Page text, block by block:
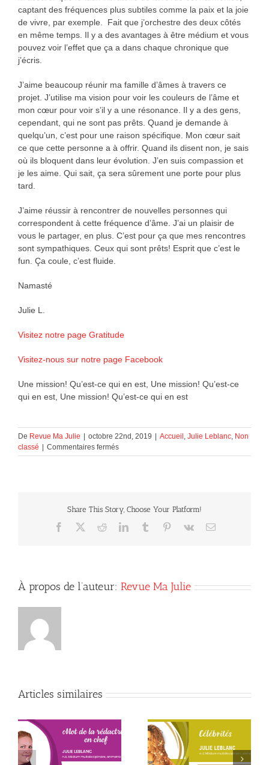
captant des fréquences plus subtiles comme la paix et la joie
de vivre, par exemple. Fait que j’orchestre des deux côtés
en même temps. Il y a des avantages à être médium et vous
pouvez voir l’effet que ça a dans chaque chronique que
j’écris.
J’aime beaucoup réunir ma famille d’âmes à travers ce
projet. J’utilise ma vision pour voir les couleurs de l’âme et
mon cœur pour voir s’il y a une résonance. Il y a des gens,
cependant, qui ne sont pas prêts. Quand je demande à
quelqu’un, c’est pour une raison spécifique. Mon cœur sait
ce que cette personne a à offrir. Quand ils disent non, je sais
où ils bloquent dans leur évolution. J’en suis compassion et
je les aime. Qui sait, ça sera sûrement une porte pour plus
tard.
J’aime réussir à rencontrer de nouvelles personnes qui
correspondent à cette fréquence d’âme. J’ai un plaisir de
vous le partager, en plus. C’est pour ça que mes rencontres
sont sympathiques. Ceux qui sont prêts! Esprit que c’est le
fun. Ça coule, c’est fluide.
Namasté
Julie L.
Visitez notre page Gratitude
Visitez-nous sur notre page Facebook
Une mission! Qu’est-ce qui en est, Une mission! Qu’est-ce
qui en est, Une mission! Qu’est-ce qui en est
De Revue Ma Julie octobre 22nd, 2019 Accueil , Julie Leblanc, Non
classé
Commentaires ferméssur
Une
en
est!
Share This Story, Choose Your Platform!
Facebook RedditLinkedInTumblr Pinterest
Vk Courriel
À propos de l’auteur: Revue Ma Julie
Articles similaires